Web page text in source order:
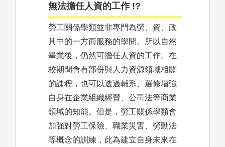
無法擔任人資的工作 !?
勞工關係學類並非專門為勞、資、政
其中的一方而服務的學問。所以自然
畢業後，仍然可擔任人資的工作。在
校期間會有部份與人力資源領域相關
的課程，也可以透過輔系、選修增強
自身在企業組織經營、公司法等商業
領域的知能。但是，勞工關係學類會
加強對勞工保險、職業災害、勞動法
等概念的訓練，此為建立自身未來在